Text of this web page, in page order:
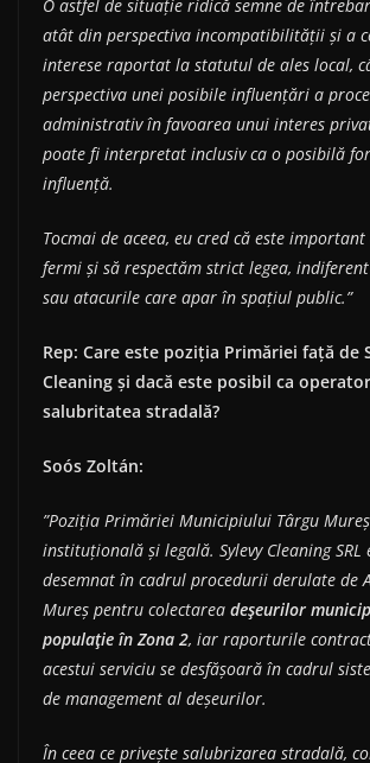
O astfel de situație ridică semne de
atât din perspectiva incompatibilității și a
interese raportat la statutul de ales local,
perspectiva unei posibile influențări a
administrativ în favoarea unui interes
poate fi interpretat inclusiv ca o posibilă
influență.
Tocmai de aceea, eu cred că este
fermi și să respectăm strict legea,
sau atacurile care apar în spațiul public.”
Rep: Care este poziția Primăriei față de
Cleaning și dacă este posibil ca
salubritatea stradală?
Soós Zoltán:
”Poziția Primăriei Municipiului Târgu
instituțională și legală. Sylevy Cleaning
desemnat în cadrul procedurii derulate de
Mureș pentru colectarea deșeurilor
populație în Zona 2, iar raporturile
acestui serviciu se desfășoară în cadrul
de management al deșeurilor.
În ceea ce privește salubrizarea stradală,